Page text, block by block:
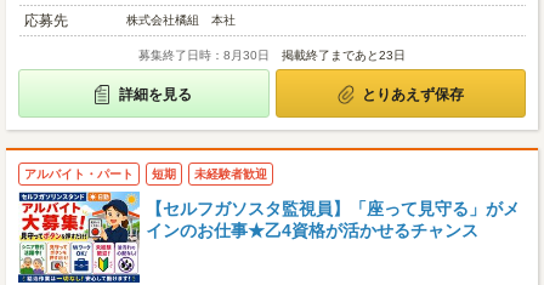
応募先
株式会社橘組 本社
募集終了日時：8月30日 掲載終了まであと23日
詳細を見る とりあえず保存
アルバイト・パート 短期 未経験者歓迎
【セルフガソスタ監視員】「座って見守る」がメ
インのお仕事★乙4資格が活かせるチャンス